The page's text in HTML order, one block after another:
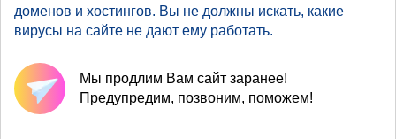
доменов и хостингов. Вы не должны искать, какие
вирусы на сайте не дают ему работать.
Мы продлим Вам сайт заранее!
Предупредим, позвоним, поможем!